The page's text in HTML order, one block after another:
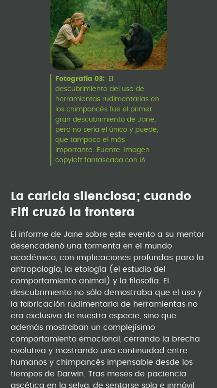
Fotografía 03:
El
descubrimiento del uso de
herramientas rudimentarias en
los chimpancés fue el primer
gran descubrimiento de Jane,
pero no sería el único y puede,
que tampoco el más
importante...Fuente: Imagen
copyleft fantaseada con IA.
La caricia silenciosa; cuando
Fifi cruzó la frontera
El informe de Jane sobre este evento a su mentor
desencadenó una tormenta en el mundo
académico, con implicaciones profundas para la
antropología, la etología (el estudio del
comportamiento animal) y la filosofía. El
descubrimiento no sólo demostraba que el uso y
la fabricación rudimentaria de herramientas no
era exclusiva de nuestra especie, sino que
además mostraban un complejísimo
comportamiento emocional, cerrando la brecha
evolutiva y mostrando una continuidad entre
humanos y chimpancés impensable desde los
tiempos de Darwin. Tras meses de paciencia
ascética en la selva, de sentarse sola e inmóvil